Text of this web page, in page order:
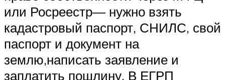
или Росреестр— нужно взять
кадастровый паспорт, СНИЛС, свой
паспорт и документ на
землю,написать заявление и
заплатить пошлину. В ЕГРП